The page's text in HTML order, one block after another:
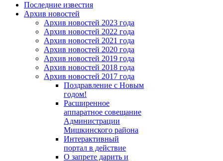
Последние известия
Архив новостей
Архив новостей 2023 года
Архив новостей 2022 года
Архив новостей 2021 года
Архив новостей 2020 года
Архив новостей 2019 года
Архив новостей 2018 года
Архив новостей 2017 года
Поздравление с Новым
годом!
Расширенное
аппаратное совещание
Администрации
Мишкинского района
Интерактивный
портал в действие
О запрете дарить и